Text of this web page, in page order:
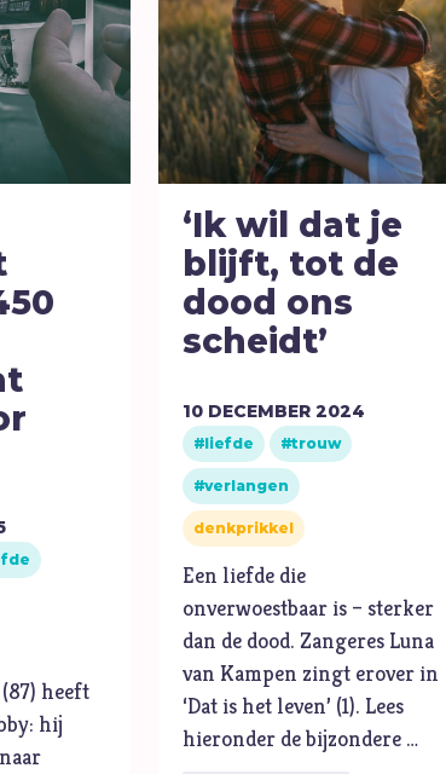
heeft
hij
‘Ik wil dat je
blijft, tot de
dood ons
scheidt’
10 DECEMBER 2024
liefde trouw
verlangen
denkprikkel
Een liefde die
onverwoestbaar is – sterker
dan de dood. Zangeres Luna
van Kampen zingt erover in
‘Dat is het leven’ (1). Lees
hieronder de bijzondere …